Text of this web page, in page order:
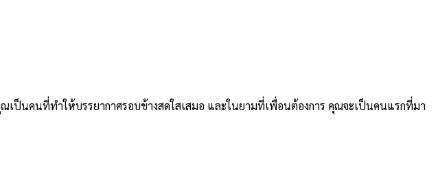
นคนที่ทำให้บรรยากาศรอบข้างสดใสเสมอ และในยามที่เพื่อนต้องการ คุณจะเป็นคนแรกที่มา